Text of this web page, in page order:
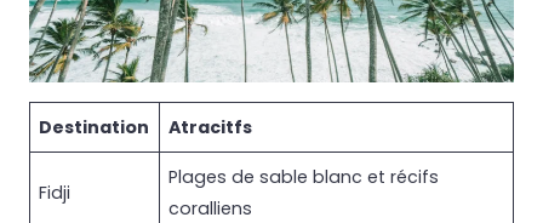
Destination Atracitfs
Fidji
Plages de sable blanc et récifs
coralliens